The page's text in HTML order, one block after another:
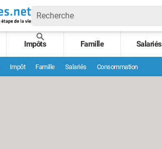
Impôts Famille Salariés
Impôt Famille Salariés Consommation